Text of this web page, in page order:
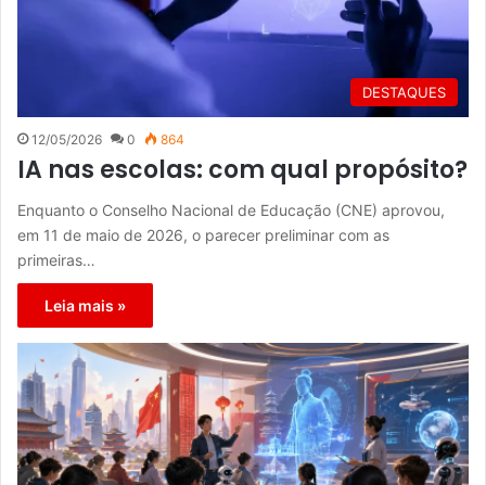
DESTAQUES
12/05/2026 0 864
IA nas escolas: com qual propósito?
Enquanto o Conselho Nacional de Educação (CNE) aprovou,
em 11 de maio de 2026, o parecer preliminar com as
primeiras…
Leia mais »